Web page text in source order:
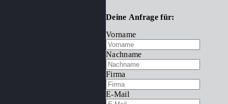
Deine Anfrage für:
Vorname
Nachname
Firma
E-Mail